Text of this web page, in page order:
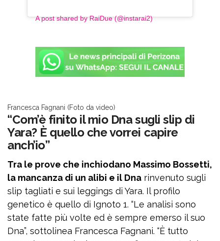
A post shared by RaiDue (@instarai2)
Francesca Fagnani (Foto da video)
“Com’è finito il mio Dna sugli slip di
Yara? È quello che vorrei capire
anch’io”
Tra le prove che inchiodano Massimo Bossetti,
la mancanza di un alibi e il Dna rinvenuto sugli
slip tagliati e sui leggings di Yara. Il profilo
genetico è quello di Ignoto 1. “Le analisi sono
state fatte più volte ed è sempre emerso il suo
Dna”, sottolinea Francesca Fagnani. “È tutto